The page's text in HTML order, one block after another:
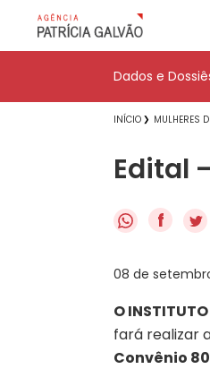
Dados e
INÍCIO MULHERES
Edital
f
08 de
O
fará realizar
Convênio